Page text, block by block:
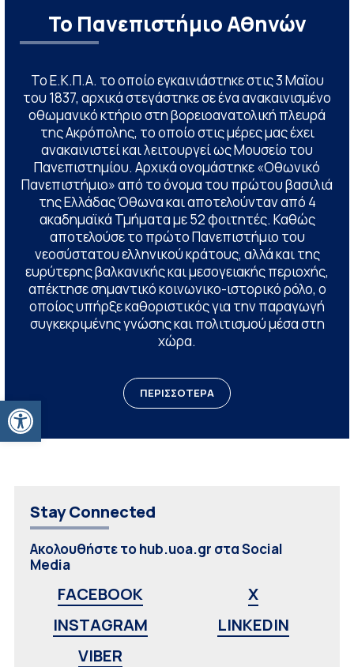
Ανοίξτε τη γραμμή εργαλείων
Το Πανεπιστήμιο Αθηνών
Το Ε.Κ.Π.Α. το οποίο εγκαινιάστηκε στις 3 Μαΐου
του 1837, αρχικά στεγάστηκε σε ένα ανακαινισμένο
οθωμανικό κτήριο στη βορειοανατολική πλευρά
της Ακρόπολης, το οποίο στις μέρες μας έχει
ανακαινιστεί και λειτουργεί ως Μουσείο του
Πανεπιστημίου. Αρχικά ονομάστηκε «Οθωνικό
Πανεπιστήμιο» από το όνομα του πρώτου βασιλιά
της Ελλάδας Όθωνα και αποτελούνταν από 4
ακαδημαϊκά Τμήματα με 52 φοιτητές. Καθώς
αποτελούσε το πρώτο Πανεπιστήμιο του
νεοσύστατου ελληνικού κράτους, αλλά και της
ευρύτερης βαλκανικής και μεσογειακής περιοχής,
απέκτησε σημαντικό κοινωνικο-ιστορικό ρόλο, ο
οποίος υπήρξε καθοριστικός για την παραγωγή
συγκεκριμένης γνώσης και πολιτισμού μέσα στη
χώρα.
ΠΕΡΙΣΣΟΤΕΡΑ
Stay Connected
Ακολουθήστε το hub.uoa.gr στα Social
Media
FACEBOOK
X
INSTAGRAM
LINKEDIN
VIBER